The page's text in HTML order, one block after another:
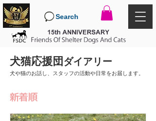
Search
犬猫応援団 ダイアリー
犬や猫のお話し、スタッフの活動や日常をお届します。
新着順